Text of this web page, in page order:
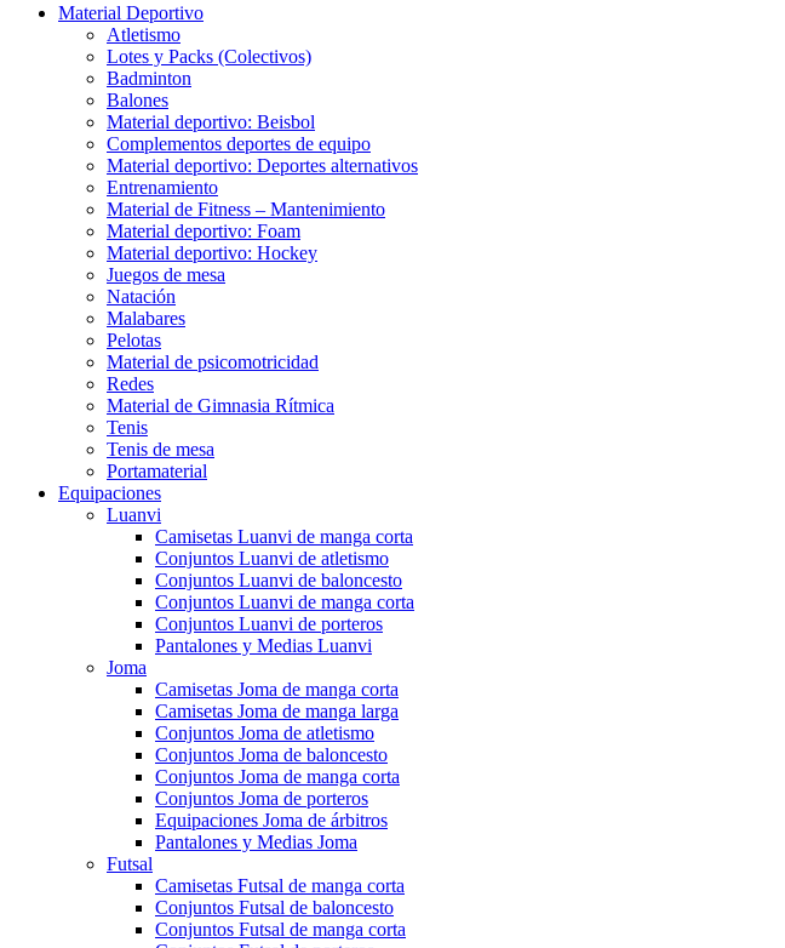
Material Deportivo
Atletismo
Lotes y Packs (Colectivos)
Badminton
Balones
Material deportivo: Beisbol
Complementos deportes de equipo
Material deportivo: Deportes alternativos
Entrenamiento
Material de Fitness – Mantenimiento
Material deportivo: Foam
Material deportivo: Hockey
Juegos de mesa
Natación
Malabares
Pelotas
Material de psicomotricidad
Redes
Material de Gimnasia Rítmica
Tenis
Tenis de mesa
Portamaterial
Equipaciones
Luanvi
Camisetas Luanvi de manga corta
Conjuntos Luanvi de atletismo
Conjuntos Luanvi de baloncesto
Conjuntos Luanvi de manga corta
Conjuntos Luanvi de porteros
Pantalones y Medias Luanvi
Joma
Camisetas Joma de manga corta
Camisetas Joma de manga larga
Conjuntos Joma de atletismo
Conjuntos Joma de baloncesto
Conjuntos Joma de manga corta
Conjuntos Joma de porteros
Equipaciones Joma de árbitros
Pantalones y Medias Joma
Futsal
Camisetas Futsal de manga corta
Conjuntos Futsal de baloncesto
Conjuntos Futsal de manga corta